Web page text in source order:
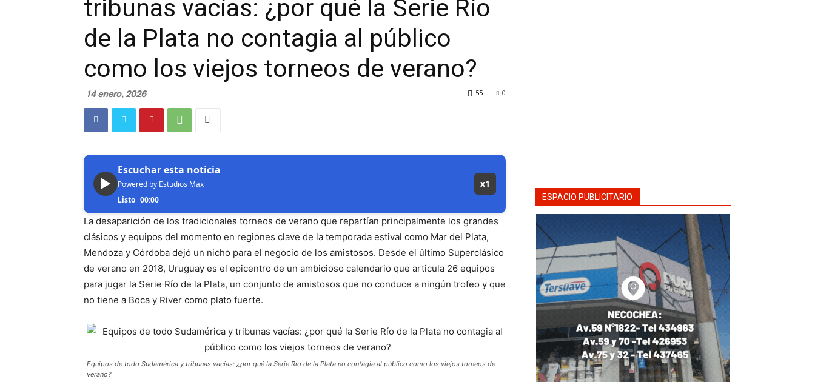
tribunas vacías: ¿por qué la Serie Río
de la Plata no contagia al público
como los viejos torneos de verano?
14 enero, 2026 0
55
▶
Escuchar esta noticia
Powered by Estudios Max
Listo 00:00
x1
La desaparición de los tradicionales torneos de verano que repartían principalmente los grandes
clásicos y equipos del momento en regiones clave de la temporada estival como Mar del Plata,
Mendoza y Córdoba dejó un nicho para el negocio de los amistosos. Desde el último Superclásico
de verano en 2018, Uruguay es el epicentro de un ambicioso calendario que articula 26 equipos
para jugar la Serie Río de la Plata, un conjunto de amistosos que no conduce a ningún trofeo y que
no tiene a Boca y River como plato fuerte.
Equipos de todo Sudamérica y tribunas vacías: ¿por qué la Serie Río de la Plata no contagia al público como los viejos torneos de
verano?
ESPACIO PUBLICITARIO